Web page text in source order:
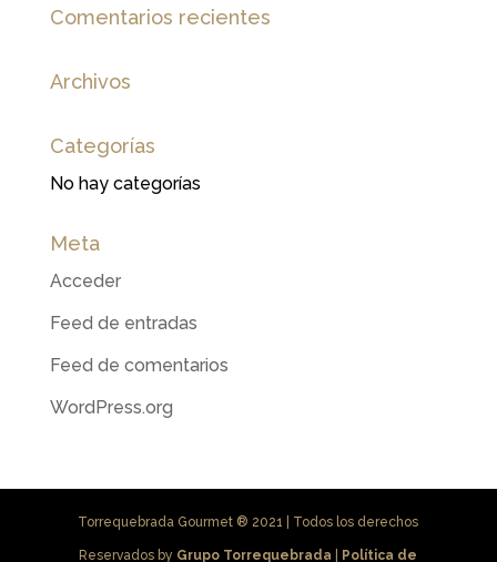
Comentarios recientes
Archivos
Categorías
No hay categorías
Meta
Acceder
Feed de entradas
Feed de comentarios
WordPress.org
Torrequebrada Gourmet ® 2021 | Todos los derechos
Reservados by Grupo Torrequebrada Política de